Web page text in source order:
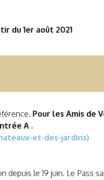
du 1er août 2021
. Pour les Amis de
A .
et-des-jardins)
depuis le 19 juin. Le Pass